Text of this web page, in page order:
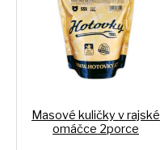
Masové kuličky v rajské
omáčce 2porce